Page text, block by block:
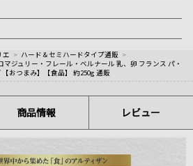
エ > ハード＆セミハードタイプ通販 >
ジュリー・フレール・ベルナール 乳、卵 フランス パ・
おつまみ】【食品】 約250g 通販
商品情報 レビュー